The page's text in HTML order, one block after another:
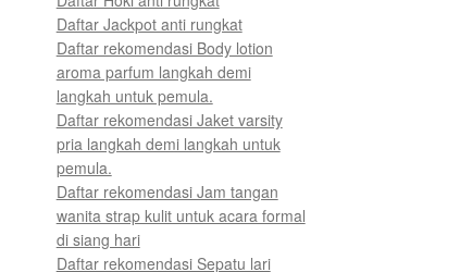
Daftar Jackpot anti rungkat
Daftar rekomendasi Body lotion
aroma parfum langkah demi
langkah untuk pemula.
Daftar rekomendasi Jaket varsity
pria langkah demi langkah untuk
pemula.
Daftar rekomendasi Jam tangan
wanita strap kulit untuk acara formal
di siang hari
Daftar rekomendasi Sepatu lari